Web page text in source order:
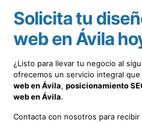
Solicita tu
web en Ávila
¿Listo para llevar tu negocio al
ofrecemos un servicio integral
web en Ávila,posicionamiento
web en Ávila.
Contacta con nosotros para